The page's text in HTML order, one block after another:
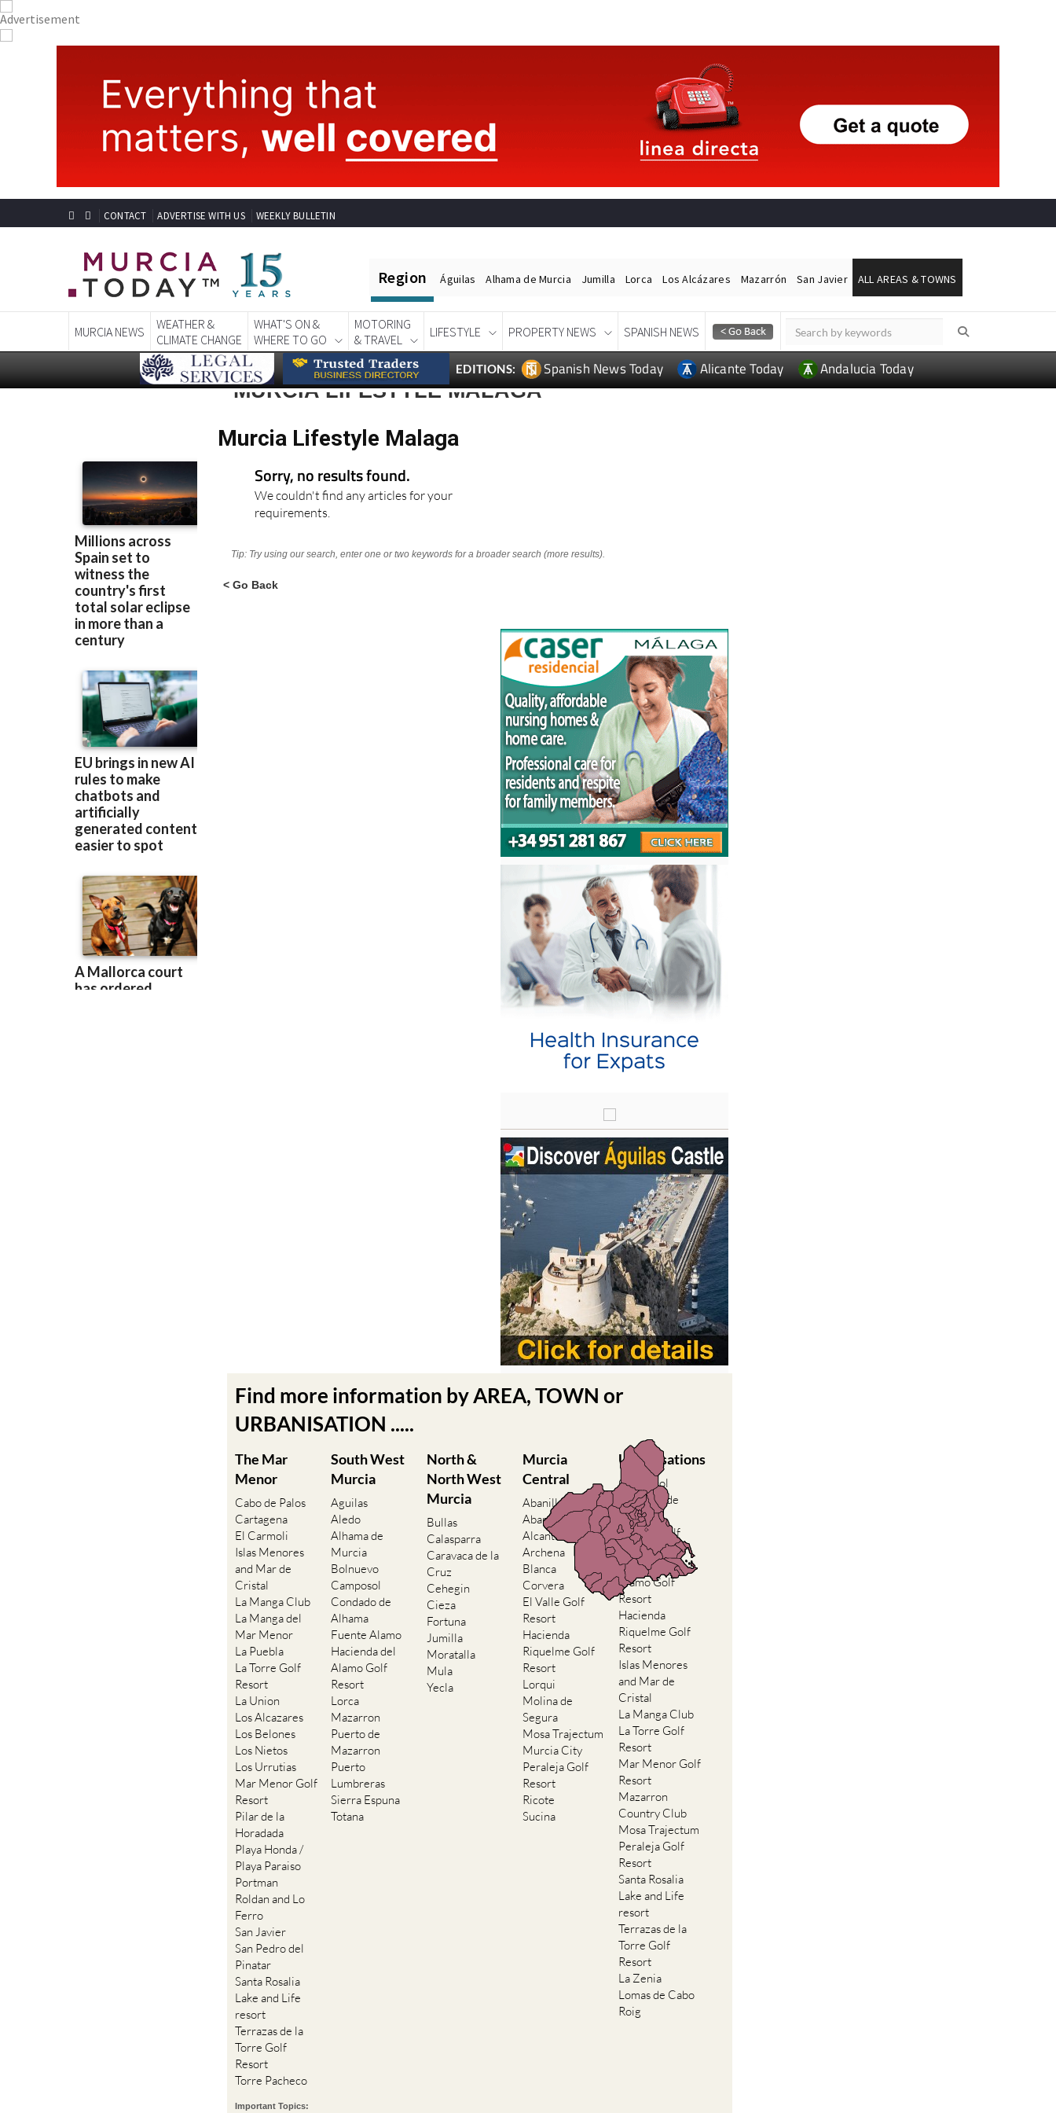
CONTACT ADVERTISE WITH US WEEKLY BULLETIN
Region Águilas Alhama de Murcia Jumilla Lorca Los Alcázares Mazarrón San Javier ALL AREAS & TOWNS
MURCIA NEWS
WEATHER &
CLIMATE CHANGE
WHAT'S ON &
WHERE TO GO
MOTORING
& TRAVEL
LIFESTYLE PROPERTY NEWS SPANISH NEWS
EDITIONS: Spanish News Today Alicante Today Andalucia Today
MURCIA LIFESTYLE MALAGA
Murcia Lifestyle Malaga
Sorry, no results found.
We couldn't find any articles for your
requirements.
Tip: Try using our search, enter one or two keywords for a broader search (more results).
< Go Back
Find more information by AREA, TOWN or
URBANISATION .....
The Mar
Menor
Cabo de Palos
Cartagena
El Carmoli
Islas Menores
and Mar de
Cristal
La Manga Club
La Manga del
Mar Menor
La Puebla
La Torre Golf
Resort
La Union
Los Alcazares
Los Belones
Los Nietos
Los Urrutias
Mar Menor Golf
Resort
Pilar de la
Horadada
Playa Honda /
Playa Paraiso
Portman
Roldan and Lo
Ferro
San Javier
San Pedro del
Pinatar
Santa Rosalia
Lake and Life
resort
Terrazas de la
Torre Golf
Resort
Torre Pacheco
South West
Murcia
Aguilas
Aledo
Alhama de
Murcia
Bolnuevo
Camposol
Condado de
Alhama
Fuente Alamo
Hacienda del
Alamo Golf
Resort
Lorca
Mazarron
Puerto de
Mazarron
Puerto
Lumbreras
Sierra Espuna
Totana
North &
North West
Murcia
Bullas
Calasparra
Caravaca de la
Cruz
Cehegin
Cieza
Fortuna
Jumilla
Moratalla
Mula
Yecla
Murcia
Central
Abanilla
Abaran
Alcantarilla
Archena
Blanca
Corvera
El Valle Golf
Resort
Hacienda
Riquelme Golf
Resort
Lorqui
Molina de
Segura
Mosa Trajectum
Murcia City
Peraleja Golf
Resort
Ricote
Sucina
Urbanisations
Camposol
Condado de
Alhama
El Valle Golf
Resort
Hacienda del
Alamo Golf
Resort
Hacienda
Riquelme Golf
Resort
Islas Menores
and Mar de
Cristal
La Manga Club
La Torre Golf
Resort
Mar Menor Golf
Resort
Mazarron
Country Club
Mosa Trajectum
Peraleja Golf
Resort
Santa Rosalia
Lake and Life
resort
Terrazas de la
Torre Golf
Resort
La Zenia
Lomas de Cabo
Roig
Important Topics: